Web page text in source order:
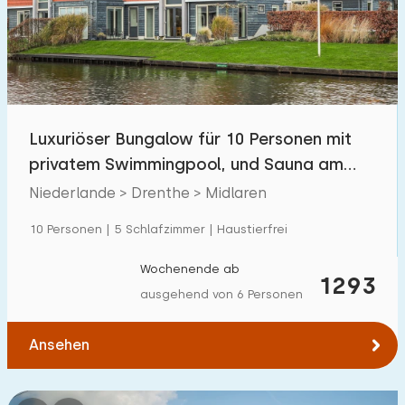
Schwimmbad 6
Eingezäunter Garten 0
Haustierfrei 3
Ladestation Auto
€ 0 — € 1000+
Luxuriöser Bungalow für 10 Personen mit
privatem Swimmingpool, und Sauna am
Wasser
Niederlande > Drenthe > Midlaren
10 Personen | 5 Schlafzimmer | Haustierfrei
1293
Wochenende ab
ausgehend von 6 Personen
Ansehen